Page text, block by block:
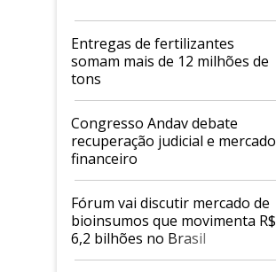
Entregas de fertilizantes
somam mais de 12 milhões de
tons
Congresso Andav debate
recuperação judicial e mercado
financeiro
Fórum vai discutir mercado de
bioinsumos que movimenta R$
6,2 bilhões no Brasil